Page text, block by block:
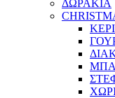
ΔΩΡΑΚΙΑ